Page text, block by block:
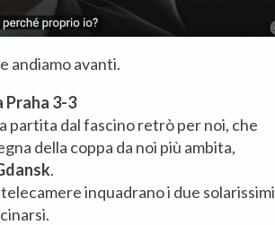
andiamo avanti.
Praha 3-3
partita dal fascino retrò per noi, che
della coppa da noi più ambita,
.
inquadrano i due solarissimi